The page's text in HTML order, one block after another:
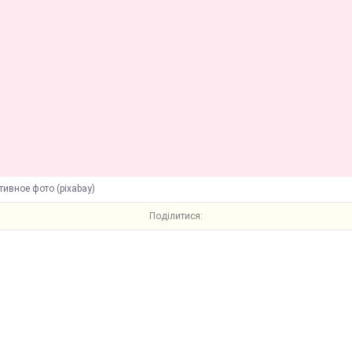
фото (pixabay)
Поділитися: